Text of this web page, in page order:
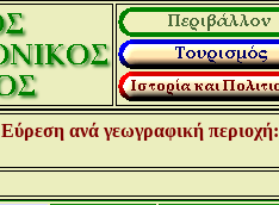
Εύρεση ανά γεωγραφική περιοχή: